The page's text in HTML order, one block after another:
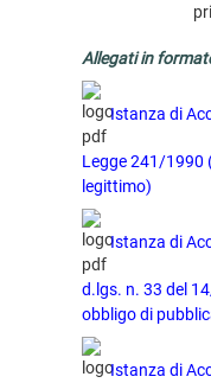
Allegati in
Istanza di
Legge 241/1990
legittimo)
Istanza di
d.lgs. n. 33 del
obbligo di
Istanza di